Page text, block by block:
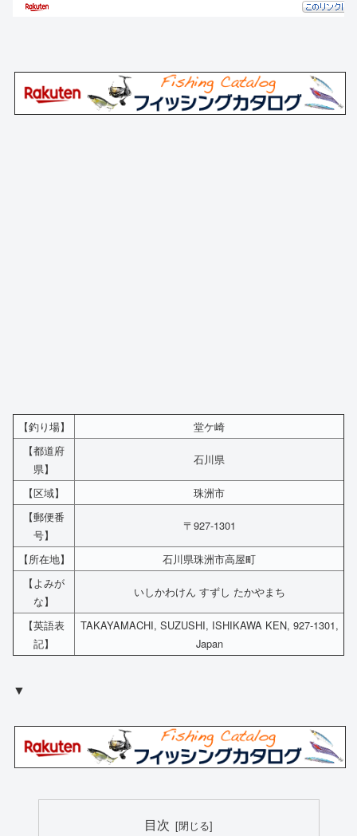
【釣り場】
堂ケ崎
【都道府
県】
石川県
【区域】
珠洲市
【郵便番
号】
〒927-1301
【所在地】
石川県珠洲市高屋町
【よみが
な】
いしかわけん すずし たかやまち
【英語表
記】
TAKAYAMACHI, SUZUSHI, ISHIKAWA KEN, 927-1301,
Japan
▼
目次